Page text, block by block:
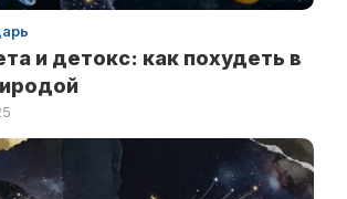
и детокс: как похудеть в